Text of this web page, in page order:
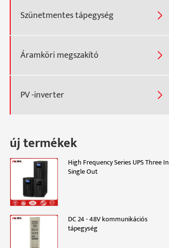
Szünetmentes tápegység 
Áramköri megszakító 
PV -inverter 
új termékek
High Frequency Series UPS Three In
Single Out
DC 24 - 48V kommunikációs
tápegység